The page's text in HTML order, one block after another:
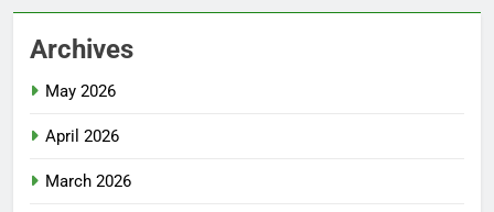
Archives
May 2026
April 2026
March 2026